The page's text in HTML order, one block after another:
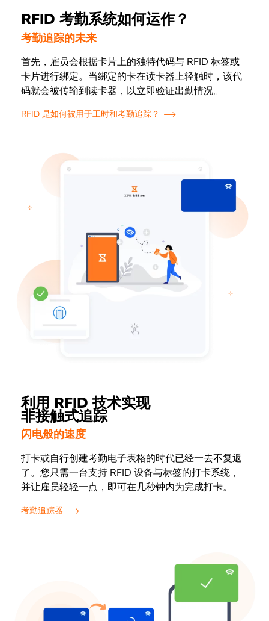
RFID 考勤系统如何运作？
考勤追踪的未来
首先，雇员会根据卡片上的独特代码与 RFID 标签或
卡片进行绑定。当绑定的卡在读卡器上轻触时，该代
码就会被传输到读卡器，以立即验证出勤情况。
RFID 是如何被用于工时和考勤追踪？
利用 RFID 技术实现
非接触式追踪
闪电般的速度
打卡或自行创建考勤电子表格的时代已经一去不复返
了。您只需一台支持 RFID 设备与标签的打卡系统，
并让雇员轻轻一点，即可在几秒钟内为完成打卡。
考勤追踪器